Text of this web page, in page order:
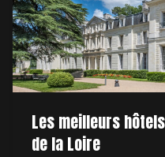
Les meilleurs
de la Loire